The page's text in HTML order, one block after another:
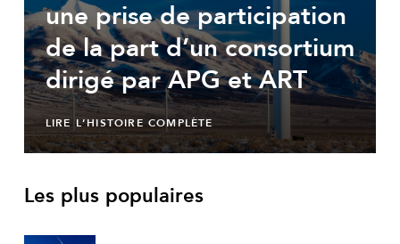
Les plus populaires
une prise de participation
de la part d’un consortium
dirigé par APG et ART
LIRE L’HISTOIRE COMPLÈTE